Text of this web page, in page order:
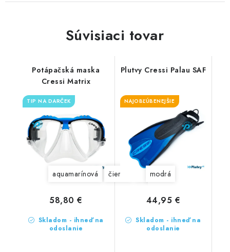
Súvisiaci tovar
Potápačská maska
Cressi Matrix
TIP NA DARČEK
aquamarínová čierna čierno-čierna
Skladom - ihneď na
odoslanie
58,80 €
Plutvy Cressi Palau SAF
NAJOBĽÚBENEJŠIE
modrá
Skladom - ihneď na
odoslanie
44,95 €